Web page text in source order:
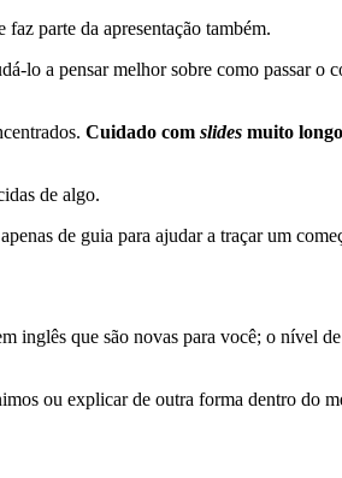
parte da apresentação também.
lo a pensar melhor sobre como passar o
Cuidado com slides muito
de algo.
de guia para ajudar a traçar um
inglês que são novas para você; o nível de
ou explicar de outra forma dentro do